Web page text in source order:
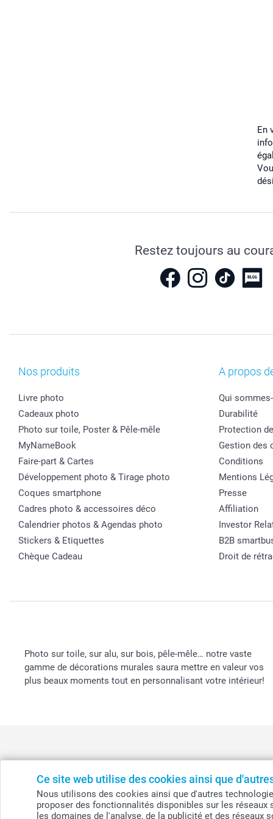
Ce site web utilise des cookies ainsi que
Nous utilisons des cookies ainsi que d'autres
proposer des fonctionnalités disponibles sur les
les domaines de l'analyse, de la publicité et des
En
Restez toujours au
Nos produits
Livre photo
Cadeaux photo
Photo sur toile, Poster & Pêle-mêle
MyNameBook
Faire-part & Cartes
Développement photo & Tirage photo
Coques smartphone
Cadres photo & accessoires déco
Calendrier photos & Agendas photo
Stickers & Etiquettes
Chèque Cadeau
A propos
Qui
Durabilité
Protection
Gestion des
Conditions
Mentions
Presse
Affiliation
Investor
B2B
Droit de
Photo sur toile, sur alu, sur bois, pêle-mêle… notre vaste
gamme de décorations murales saura mettre en valeur vos
plus beaux moments tout en personnalisant votre intérieur!
België - Belgique - Danmark - Deutschland - France -